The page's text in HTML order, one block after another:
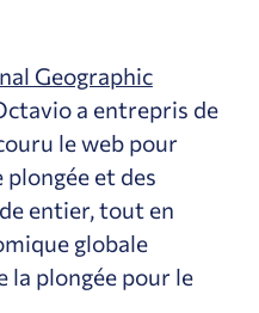
Geographic
a entrepris de
le web pour
et des
entier, tout en
globale
la plongée pour le